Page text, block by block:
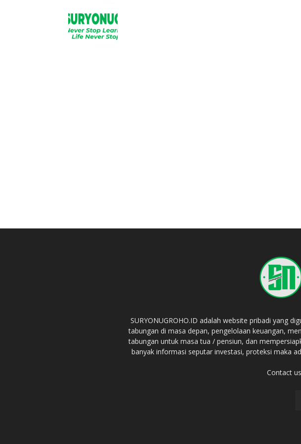
SURYONUGROHO.ID adalah website pribadi yang
tabungan di masa depan, pengelolaan keuangan,
tabungan untuk masa tua / pensiun, dan
banyak informasi seputar investasi, proteksi maka
Contact